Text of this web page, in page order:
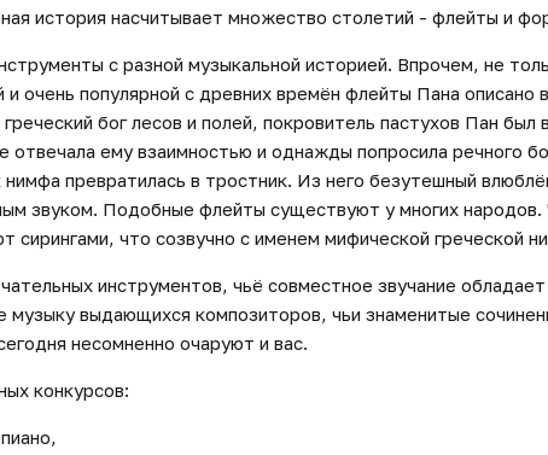
история насчитывает множество столетий - флейты и
с разной музыкальной историей. Впрочем, не
и очень популярной с древних времён флейты Пана описано
бог лесов и полей, покровитель пастухов Пан был
отвечала ему взаимностью и однажды попросила речного
нимфа превратилась в тростник. Из него безутешный
звуком. Подобные флейты существуют у многих народов.
сирингами, что созвучно с именем мифической греческой
инструментов, чьё совместное звучание
музыку выдающихся композиторов, чьи знаменитые
несомненно очаруют и вас.
конкурсов: